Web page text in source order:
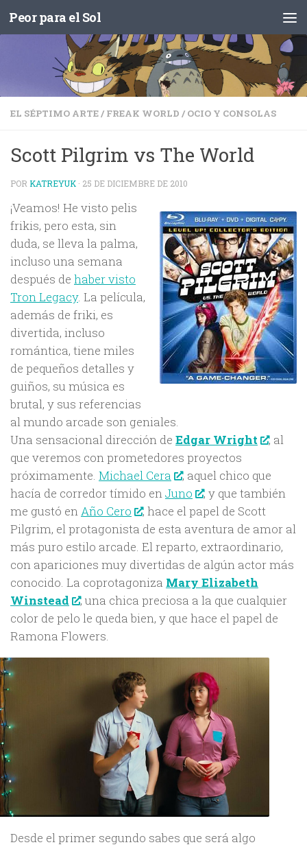
Saltar al contenido
Peor para el Sol
EL SÉPTIMO ARTE/ FREAK WORLD / OCIO Y CONSOLAS
Scott Pilgrim vs The World
POR KATREYUK · 25 DE DICIEMBRE DE 2010
¡Veamos! He visto pelis
frikis, pero esta, sin
duda, se lleva la palma,
incluso una semana
después de haber visto
Tron Legacy. La película,
además de friki, es
divertida, incluso
romántica, tiene miles
de pequeños detalles y
guiños, su música es
brutal, y sus referencias
al mundo arcade son geniales.
Una sensacional dirección de Edgar Wright
, al
que veremos con prometedores proyectos
próximamente. Michael Cera
, aquel chico que
hacía de corredor tímido enJuno
, y que también
me gustó enAño Cero
, hace el papel de Scott
Pilgrim, el protagonista de esta aventura de amor al
más puro estilo arcade. El reparto, extraordinario,
con apariciones muy divertidas de algún actor más
conocido. La coprotagoniza Mary Elizabeth
Winstead
, una chica preciosa a la que cualquier
color de pelo le queda bien, y que hace el papel de
Ramona Flowers.
Desde el primer segundo sabes que será algo